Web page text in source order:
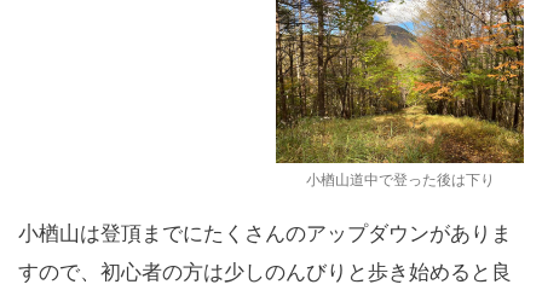
小楢山道中で登った後は下り
小楢山は登頂までにたくさんのアップダウンがありま
すので、初心者の方は少しのんびりと歩き始めると良